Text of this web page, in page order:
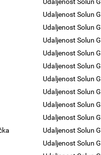
Udaljenost Solun
Udaljenost Solun
Udaljenost Solun
Udaljenost Solun
Udaljenost Solun
Udaljenost Solun
Udaljenost Solun
Udaljenost Solun
Udaljenost Solun
Udaljenost Solun
Udaljenost Solun